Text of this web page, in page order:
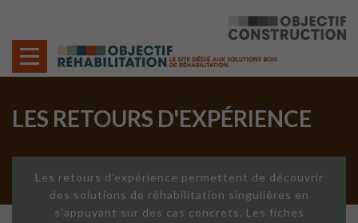
LES RETOURS D'EXPÉRIENCE
Les retours d'expérience permettent de découvrir
des solutions de réhabilitation singulières en
s'appuyant sur des cas concrets. Les fiches